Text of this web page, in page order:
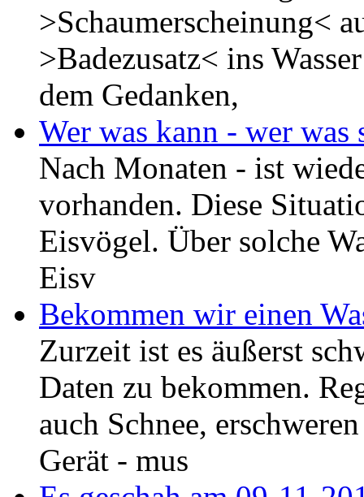
>Schaumerscheinung<
>Badezusatz< ins
dem Gedanken,
Wer was kann - wer was
Nach Monaten - ist
vorhanden. Diese
Eisvögel. Über solche
Eisv
Bekommen wir einen
Zurzeit ist es äußerst
Daten zu bekommen.
auch Schnee,
Gerät - mus